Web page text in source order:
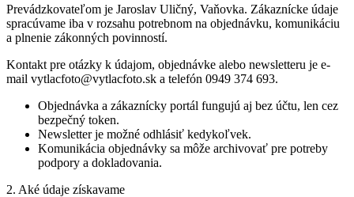
Prevádzkovateľom je Jaroslav Uličný, Vaňovka. Zákaznícke údaje
spracúvame iba v rozsahu potrebnom na objednávku, komunikáciu
a plnenie zákonných povinností.
Kontakt pre otázky k údajom, objednávke alebo newsletteru je e-
mail vytlacfoto@vytlacfoto.sk a telefón 0949 374 693.
Objednávka a zákaznícky portál fungujú aj bez účtu, len cez
bezpečný token.
Newsletter je možné odhlásiť kedykoľvek.
Komunikácia objednávky sa môže archivovať pre potreby
podpory a dokladovania.
2. Aké údaje získavame